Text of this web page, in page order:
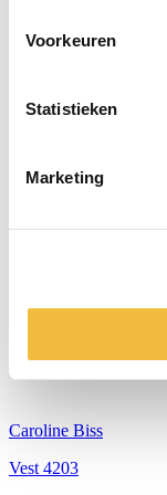
Voorkeuren
Statistieken
Marketing
Caroline Biss
Vest 4203